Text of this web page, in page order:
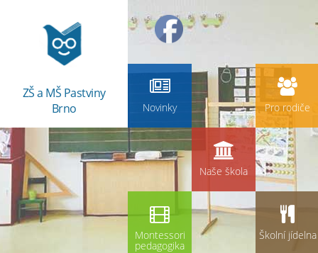
ZŠ a MŠ Pastviny
Brno
Novinky Pro rodiče
Naše škola
Montessori
pedagogika
Školní jídelna